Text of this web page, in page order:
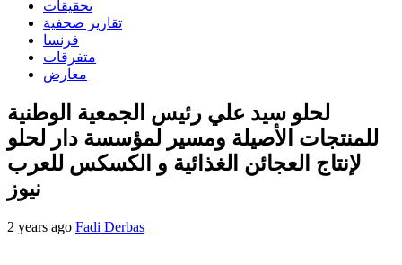
تحقيقات
تقارير صحفية
فرنسا
متفرقات
معارض
لحلو سيد علي رئيس الجمعية الوطنية
للمنتجات الأصيلة ومسير لمؤسسة دار لحلو
لإنتاج العجائن الغذائية و الكسكس للعرب
نيوز
2 years ago Fadi Derbas